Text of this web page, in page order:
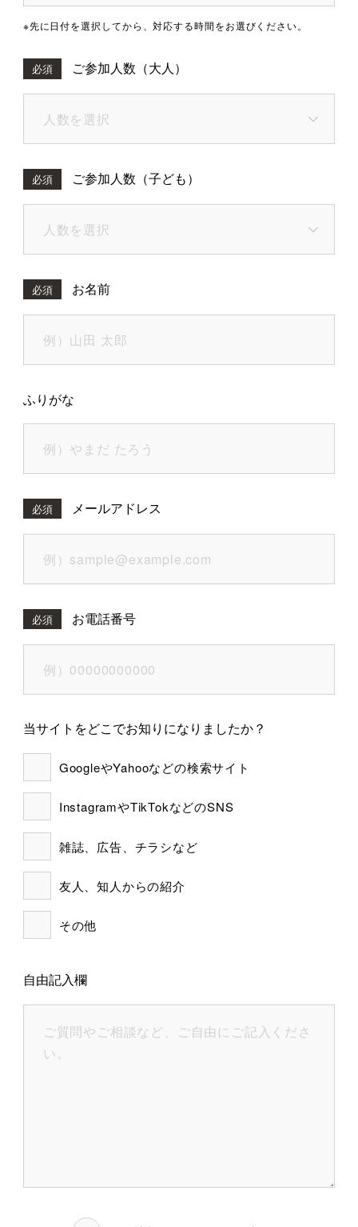
※先に日付を選択してから、対応する時間をお選びください。
必須 ご参加人数（大人）
必須 ご参加人数（子ども）
必須 お名前
ふりがな
必須 メールアドレス
必須 お電話番号
当サイトをどこでお知りになりましたか？
GoogleやYahooなどの検索サイト
InstagramやTikTokなどのSNS
雑誌、広告、チラシなど
友人、知人からの紹介
その他
自由記入欄